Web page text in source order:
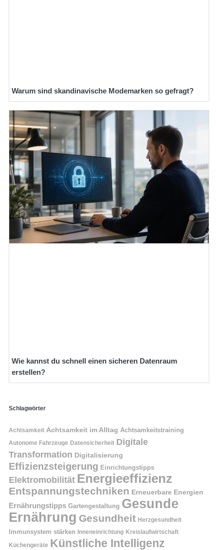
Warum sind skandinavische Modemarken so gefragt?
Wie kannst du schnell einen sicheren Datenraum
erstellen?
Schlagwörter
Achtsamkeit Achtsamkeit im Alltag Achtsamkeitstraining
Autonome Fahrzeuge Datensicherheit Digitale
Transformation Digitalisierung
Effizienzsteigerung Einrichtungstipps
Elektromobilität Energieeffizienz
Entspannungstechniken Erneuerbare Energien
Ernährungstipps Gartengestaltung Gesunde
Ernährung Gesundheit Herzgesundheit
Immunsystem stärken Inneneinrichtung Kreislaufwirtschaft
Küchengeräte Künstliche Intelligenz